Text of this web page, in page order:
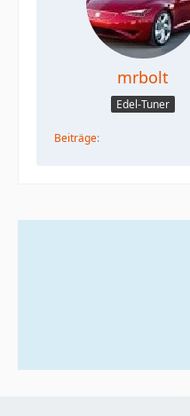
mrbolt
Edel-Tuner
Beiträge